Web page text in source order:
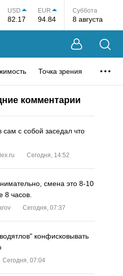
USD
82.17
EUR
94.84
Суббота
8 августа
Точка зрения
комментарии
сам с собой заседал что
Сегодня, 14:52
смена это 8-10
8 часов.
Сегодня, 07:37
конфисковывать
Сегодня, 07:04